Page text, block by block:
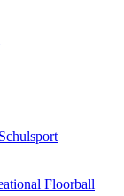
Floorball